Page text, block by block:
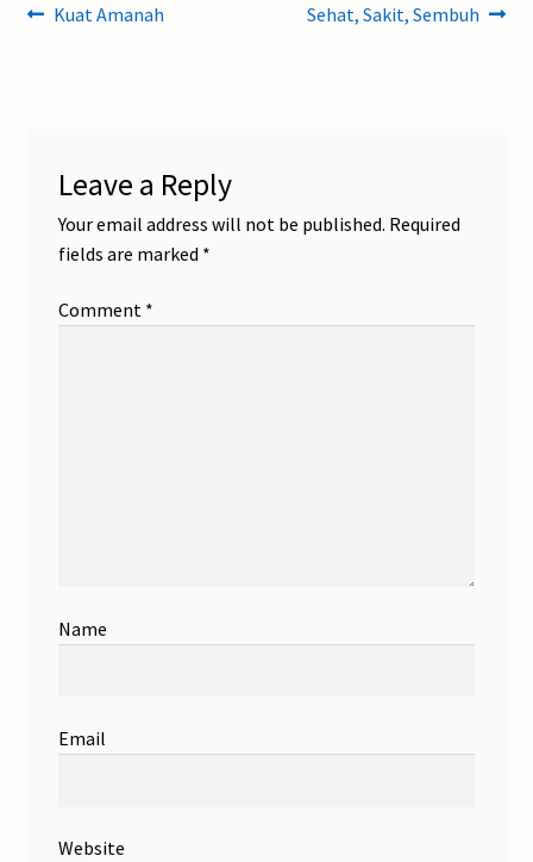
Post
Previous
Kuat Amanah
Next
Sehat, Sakit, Sembuh
Leave a Reply
Your email address will not be published. Required
fields are marked *
Comment *
Name
Email
Website